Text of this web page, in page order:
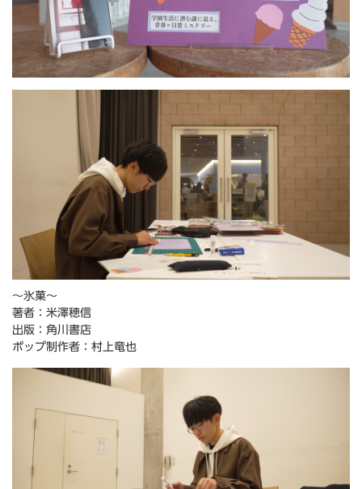
～氷菓～
著者：米澤穂信
出版：角川書店
ポップ制作者：村上竜也